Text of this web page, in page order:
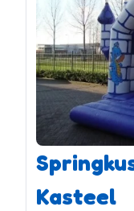
Kasteel